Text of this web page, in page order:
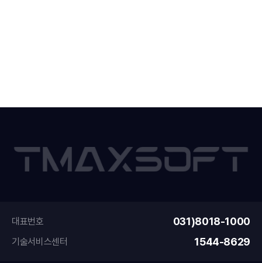
대표번호 031)8018-1000
기술서비스센터 1544-8629